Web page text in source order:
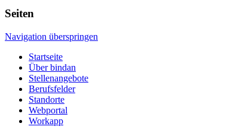
Seiten
Navigation überspringen
Startseite
Über bindan
Stellenangebote
Berufsfelder
Standorte
Webportal
Workapp